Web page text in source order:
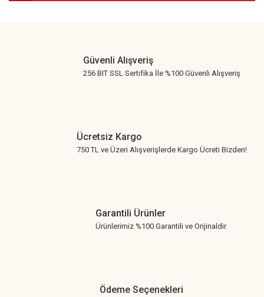
Güvenli Alışveriş
256 BIT SSL Sertifika İle %100 Güvenli Alışveriş
Ücretsiz Kargo
750 TL ve Üzeri Alışverişlerde Kargo Ücreti Bizden!
Garantili Ürünler
Ürünlerimiz %100 Garantili ve Orijinaldir.
Ödeme Seçenekleri